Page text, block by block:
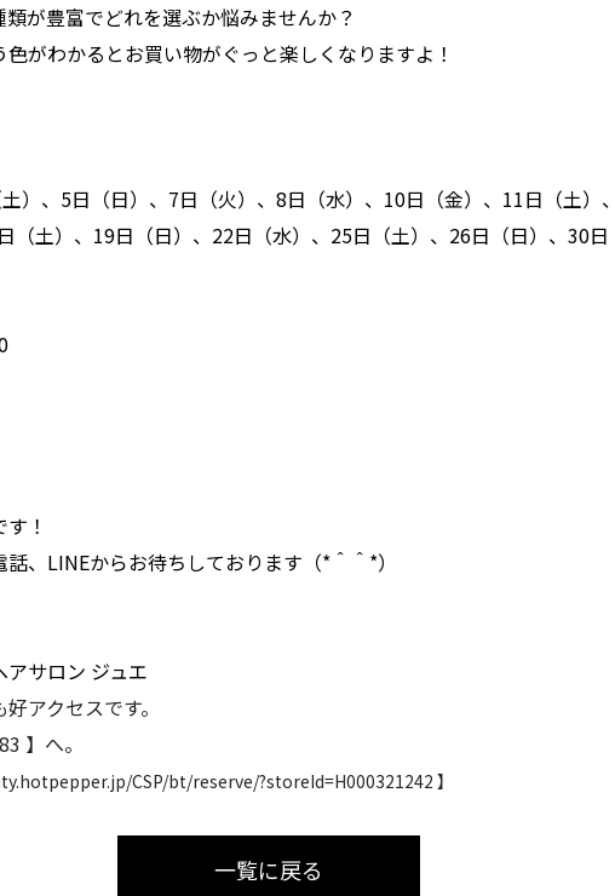
が豊富でどれを選ぶか悩みませんか？
がわかるとお買い物がぐっと楽しくなりますよ！
）、5日（日）、7日（火）、8日（水）、10日（金）、11日（土）、
（土）、19日（日）、22日（水）、25日（土）、26日（日）、30日
！
、LINEからお待ちしております（*＾＾*）
サロン ジュエ
アクセスです。
】へ。
CSP/bt/reserve/?storeId=H000321242 】
一覧に戻る